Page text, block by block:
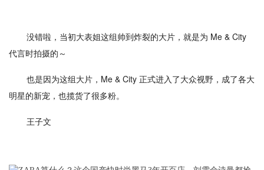
没错啦，当初大表姐这组帅到炸裂的大片，就是为 Me & City
代言时拍摄的～
也是因为这组大片，Me & City 正式进入了大众视野，成了各大
明星的新宠，也揽货了很多粉。
王子文